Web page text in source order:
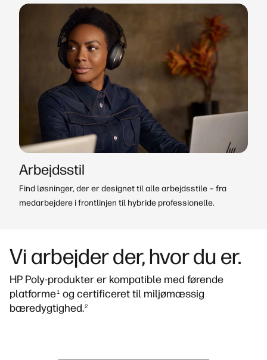
Arbejdsstil
Find løsninger, der er designet til alle arbejdsstile – fra
medarbejdere i frontlinjen til hybride professionelle.
Vi arbejder der, hvor du er.
HP Poly-produkter er kompatible med førende
platforme1 og certificeret til miljømæssig
bæredygtighed.2